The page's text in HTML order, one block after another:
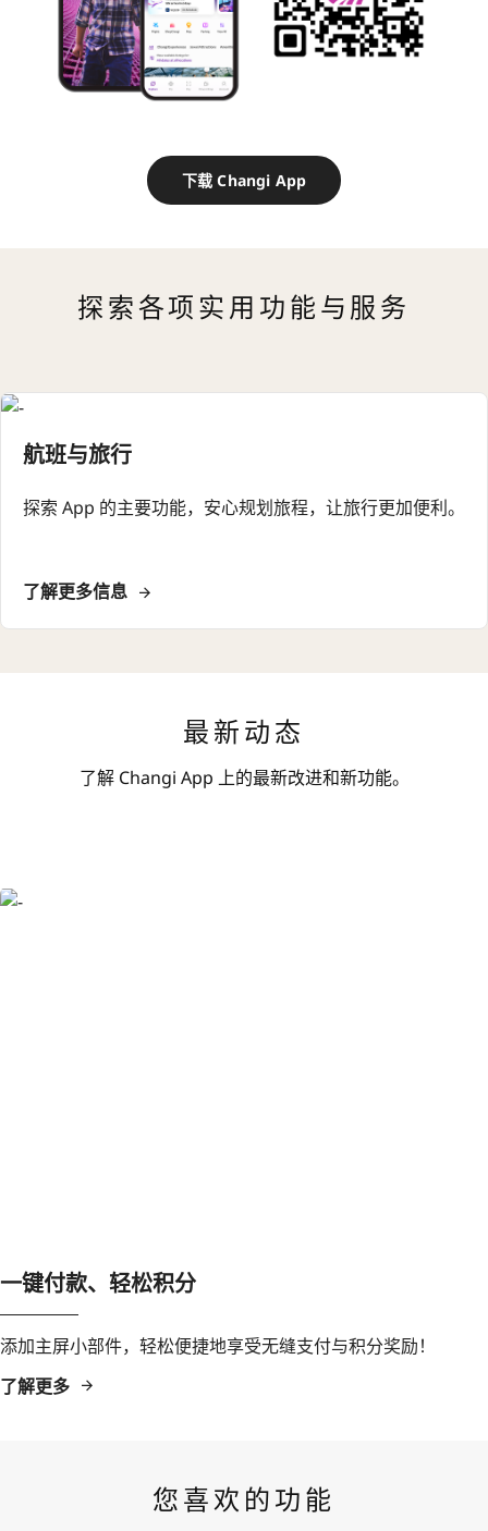
下载 Changi App
探索各项实用功能与服务
航班与旅行
探索 App 的主要功能，安心规划旅程，让旅行更加便利。
了解更多信息
最新动态
了解 Changi App 上的最新改进和新功能。
一键付款、轻松积分
添加主屏小部件，轻松便捷地享受无缝支付与积分奖励！
了解更多
您喜欢的功能